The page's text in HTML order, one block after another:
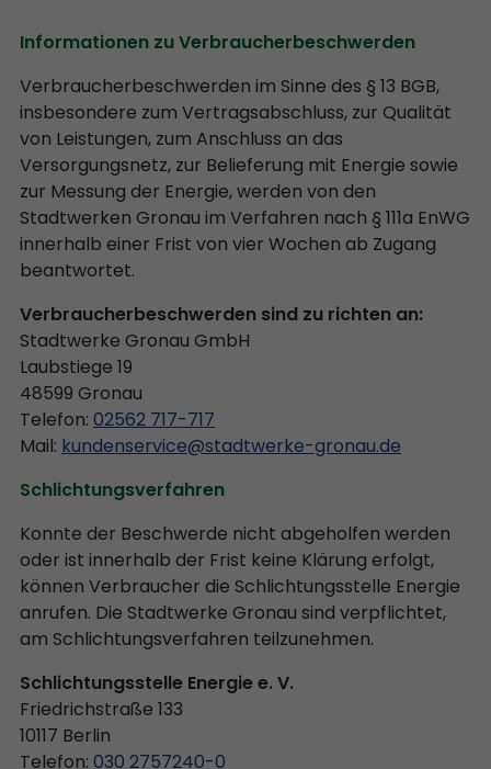
Informationen zu Verbraucherbeschwerden
Verbraucherbeschwerden im Sinne des § 13 BGB,
insbesondere zum Vertragsabschluss, zur Qualität
von Leistungen, zum Anschluss an das
Versorgungsnetz, zur Belieferung mit Energie sowie
zur Messung der Energie, werden von den
Stadtwerken Gronau im Verfahren nach § 111a EnWG
innerhalb einer Frist von vier Wochen ab Zugang
beantwortet.
Verbraucherbeschwerden sind zu richten an:
Stadtwerke Gronau GmbH
Laubstiege 19
48599 Gronau
Telefon: 02562 717-717
Mail: kundenservice@stadtwerke-gronau.de
Schlichtungsverfahren
Konnte der Beschwerde nicht abgeholfen werden
oder ist innerhalb der Frist keine Klärung erfolgt,
können Verbraucher die Schlichtungsstelle Energie
anrufen. Die Stadtwerke Gronau sind verpflichtet,
am Schlichtungsverfahren teilzunehmen.
Schlichtungsstelle Energie e. V.
Friedrichstraße 133
10117 Berlin
Telefon: 030 2757240-0